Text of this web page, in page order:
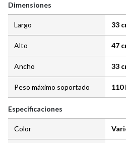
Dimensiones
Largo 33
Alto 47
Ancho 33
Peso máximo soportado 110
Especificaciones
Color